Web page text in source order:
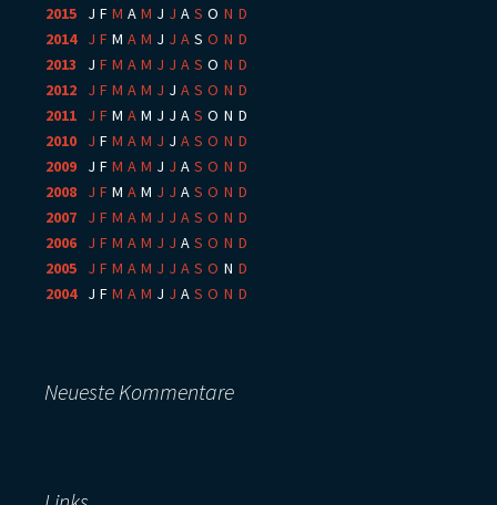
2015
J F M A M J J A S O N D
2014: J F M A M J J A S O N D
2013
J F M A M J J A S O N D
2012
J F M A M J J A S O N D
2011
J F M A M J J A S O N D
2010
J F M A M J J A S O N D
2009
J F M A M J J A S O N D
2008
J F M A M J J A S O N D
2007
J F M A M J J A S O N D
2006
J F M A M J J A S O N D
2005
J F M A M J J A S O N D
2004: J F M A M J J A S O N D
Neueste Kommentare